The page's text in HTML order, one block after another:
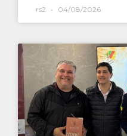
rs2 04/08/2026